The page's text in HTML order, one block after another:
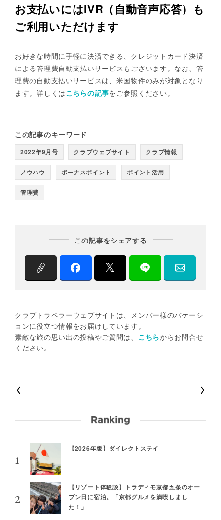
お支払いにはIVR（自動音声応答）も
ご利用いただけます
お好きな時間に手軽に決済できる、クレジットカード決済
による管理費自動支払いサービスもございます。なお、管
理費の自動支払いサービスは、米国物件のみが対象となり
ます。詳しくはこちらの記事をご参照ください。
この記事のキーワード
2022年9月号 クラブウェブサイト クラブ情報
ノウハウ ボーナスポイント ポイント活用
管理費
この記事をシェアする
クラブトラベラーウェブサイトは、メンバー様のバケーシ
ョンに役立つ情報をお届けしています。
素敵な旅の思い出の投稿やご質問は、 こちらからお問合せ
ください。
【2026年版】ダイレクトステイ
【リゾート体験談】トラディモ京都五条のオー
プン日に宿泊。「京都グルメを満喫しまし
た！」